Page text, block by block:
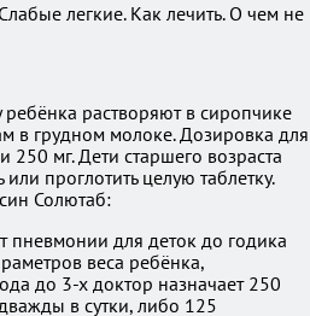
легкие. Как лечить. О чем не
растворяют в сиропчике
в грудном молоке. Дозировка для
250 мг. Дети старшего возраста
проглотить целую таблетку.
Солютаб:
пневмонии для деток до годика
веса ребёнка,
до 3-х доктор назначает 250
в сутки, либо 125